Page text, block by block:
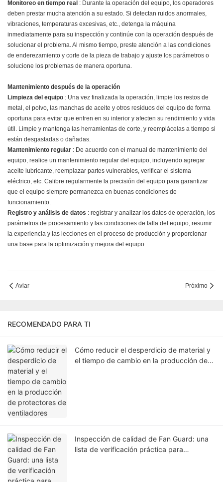
Monitoreo en tiempo real : Durante la operación del equipo, los operadores
deben prestar mucha atención a su estado. Si detectan ruidos anormales,
vibraciones, temperaturas excesivas, etc., detenga la máquina
inmediatamente para su inspección y continúe con la operación después de
solucionar el problema. Al mismo tiempo, preste atención a las condiciones
de enderezamiento y corte de la pieza de trabajo y ajuste los parámetros o
solucione los problemas de manera oportuna.
Mantenimiento después de la operación
Limpieza del equipo : Una vez finalizada la operación, limpie los restos de
metal, el polvo, las manchas de aceite y otros residuos del equipo de forma
oportuna para evitar que entren en su interior y afecten su rendimiento y vida
útil. Limpie y mantenga las herramientas de corte, y reemplácelas a tiempo si
están desgastadas o dañadas.
Mantenimiento regular : De acuerdo con el manual de mantenimiento del
equipo, realice un mantenimiento regular del equipo, incluyendo agregar
aceite lubricante, reemplazar partes vulnerables, verificar el sistema
eléctrico, etc. Calibre regularmente la precisión del equipo para garantizar
que el equipo siempre permanezca en buenas condiciones de
funcionamiento.
Registro y análisis de datos : registrar y analizar los datos de operación, los
parámetros de procesamiento y las condiciones de falla del equipo, resumir
la experiencia y las lecciones en el proceso de producción y proporcionar
una base para la optimización y mejora del equipo.
Aviar Próximo
RECOMENDADO PARA TI
Cómo reducir el desperdicio de material y
el tiempo de cambio en la producción de
Inspección de calidad de Fan Guard: una
lista de verificación práctica para